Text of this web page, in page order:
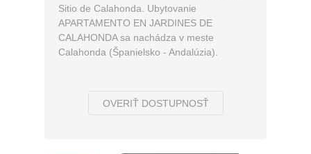
Sitio de Calahonda. Ubytovanie
APARTAMENTO EN JARDINES DE
CALAHONDA sa nachádza v meste
Calahonda (Španielsko - Andalúzia).
OVERIŤ DOSTUPNOSŤ